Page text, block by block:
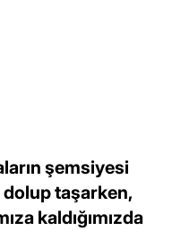
şemsiyesi
dolup taşarken,
kaldığımızda